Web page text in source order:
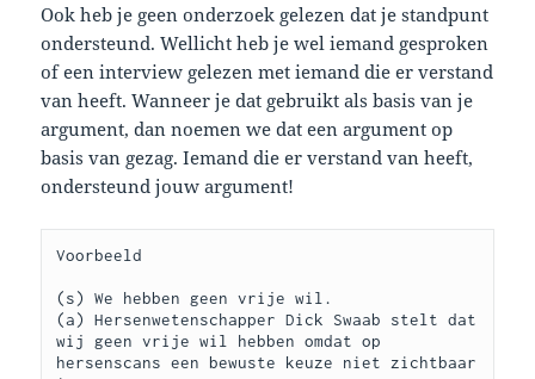
Ook heb je geen onderzoek gelezen dat je standpunt
ondersteund. Wellicht heb je wel iemand gesproken
of een interview gelezen met iemand die er verstand
van heeft. Wanneer je dat gebruikt als basis van je
argument, dan noemen we dat een argument op
basis van gezag. Iemand die er verstand van heeft,
ondersteund jouw argument!
Voorbeeld
(s) We hebben geen vrije wil.
(a) Hersenwetenschapper Dick Swaab stelt dat
wij geen vrije wil hebben omdat op
hersenscans een bewuste keuze niet zichtbaar